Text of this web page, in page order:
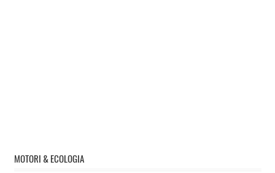
MOTORI & ECOLOGIA